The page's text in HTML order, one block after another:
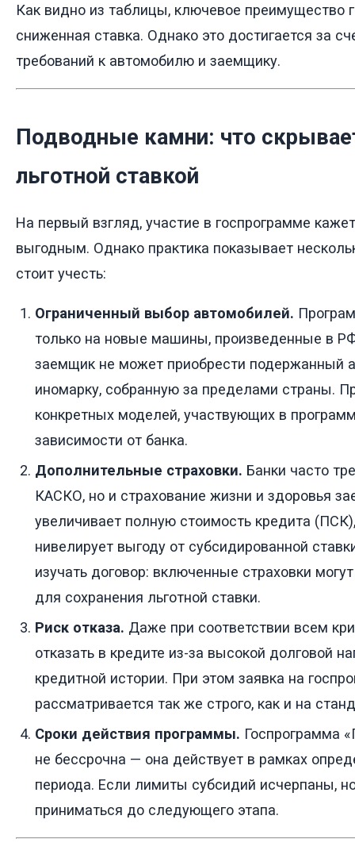
Как видно из таблицы, ключевое преимущество
сниженная ставка. Однако это достигается за
требований к автомобилю и заемщику.
Подводные камни: что
льготной ставкой
На первый взгляд, участие в госпрограмме
выгодным. Однако практика показывает
стоит учесть:
Ограниченный выбор автомобилей.
только на новые машины, произведенные в
заемщик не может приобрести подержанный
иномарку, собранную за пределами страны.
конкретных моделей, участвующих в
зависимости от банка.
Дополнительные страховки. Банки часто
КАСКО, но и страхование жизни и здоровья
увеличивает полную стоимость кредита
нивелирует выгоду от субсидированной
изучать договор: включенные страховки
для сохранения льготной ставки.
Риск отказа. Даже при соответствии всем
отказать в кредите из-за высокой долговой
кредитной истории. При этом заявка на
рассматривается так же строго, как и на
Сроки действия программы. Госпрограмма
не бессрочна — она действует в рамках
периода. Если лимиты субсидий исчерпаны,
приниматься до следующего этапа.